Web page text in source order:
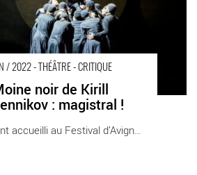
/ 2022 - THÉÂTRE - CRITIQUE
noir de Kirill
: magistral !
Précédemment accueilli au Festival d’Avignon [...]